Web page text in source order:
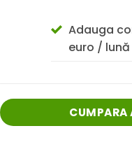
Adauga
euro / lună
CUMPARA